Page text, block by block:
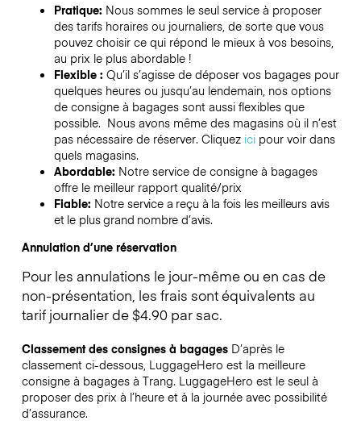
Pratique: Nous sommes le seul service à proposer
des tarifs horaires ou journaliers, de sorte que vous
pouvez choisir ce qui répond le mieux à vos besoins,
au prix le plus abordable !
Flexible : Qu’il s’agisse de déposer vos bagages pour
quelques heures ou jusqu’au lendemain, nos options
de consigne à bagages sont aussi flexibles que
possible. Nous avons même des magasins où il n’est
pas nécessaire de réserver. Cliquez icipour voir dans
quels magasins.
Abordable: Notre service de consigne à bagages
offre le meilleur rapport qualité/prix
Fiable: Notre service a reçu à la fois les meilleurs avis
et le plus grand nombre d’avis.
Annulation d’une réservation
Pour les annulations le jour-même ou en cas de
non-présentation, les frais sont équivalents au
tarif journalier de $4.90 par sac.
Classement des consignes à bagages D’après le
classement ci-dessous, LuggageHero est la meilleure
consigne à bagages à Trang. LuggageHero est le seul à
proposer des prix à l’heure et à la journée avec possibilité
d’assurance.